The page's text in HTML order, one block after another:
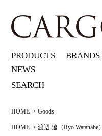
PRODUCTS BRANDS
NEWS
HOME >Goods
HOME >渡辺 遼（Ryo Watanabe）